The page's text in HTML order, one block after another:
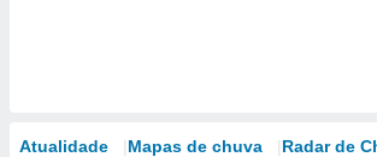
Atualidade Mapas de chuva Radar de